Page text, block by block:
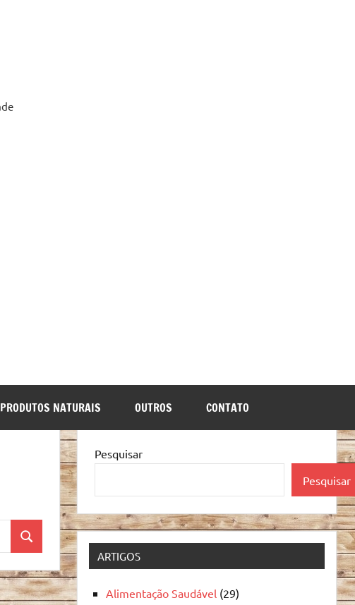
PRODUTOS NATURAIS OUTROS CONTATO
Pesquisa
Pesquisar
Pesquisar
ARTIGOS
Alimentação Saudável (29)